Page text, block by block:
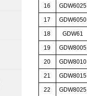
16 GDW6025
17 GDW6050
18 GDW61
19 GDW8005
20 GDW8010
21 GDW8015
22 GDW8025